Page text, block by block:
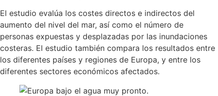
El estudio evalúa los costes directos e indirectos del
aumento del nivel del mar, así como el número de
personas expuestas y desplazadas por las inundaciones
costeras. El estudio también compara los resultados entre
los diferentes países y regiones de Europa, y entre los
diferentes sectores económicos afectados.